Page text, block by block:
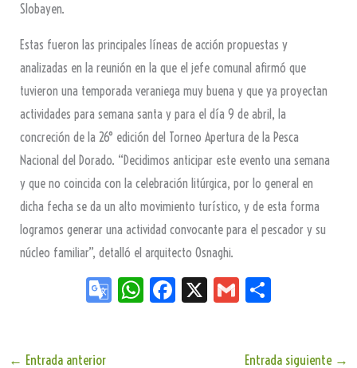
Slobayen.
Estas fueron las principales líneas de acción propuestas y
analizadas en la reunión en la que el jefe comunal afirmó que
tuvieron una temporada veraniega muy buena y que ya proyectan
actividades para semana santa y para el día 9 de abril, la
concreción de la 26° edición del Torneo Apertura de la Pesca
Nacional del Dorado. “Decidimos anticipar este evento una semana
y que no coincida con la celebración litúrgica, por lo general en
dicha fecha se da un alto movimiento turístico, y de esta forma
logramos generar una actividad convocante para el pescador y su
núcleo familiar”, detalló el arquitecto Osnaghi.
Go W
Fa
X
G
← Entrada anterior Entrada siguiente →